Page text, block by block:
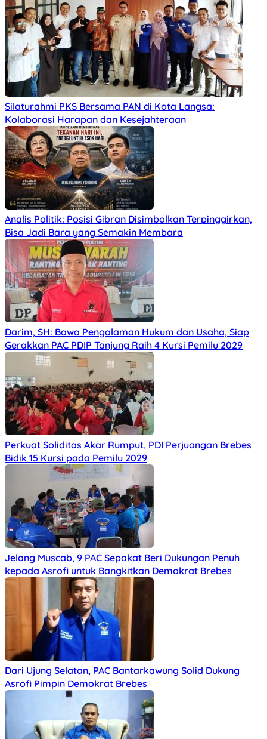
Silaturahmi PKS Bersama PAN di Kota Langsa:
Kolaborasi Harapan dan Kesejahteraan
Analis Politik: Posisi Gibran Disimbolkan Terpinggirkan,
Bisa Jadi Bara yang Semakin Membara
Darim, SH: Bawa Pengalaman Hukum dan Usaha, Siap
Gerakkan PAC PDIP Tanjung Raih 4 Kursi Pemilu 2029
Perkuat Soliditas Akar Rumput, PDI Perjuangan Brebes
Bidik 15 Kursi pada Pemilu 2029
Jelang Muscab, 9 PAC Sepakat Beri Dukungan Penuh
kepada Asrofi untuk Bangkitkan Demokrat Brebes
Dari Ujung Selatan, PAC Bantarkawung Solid Dukung
Asrofi Pimpin Demokrat Brebes